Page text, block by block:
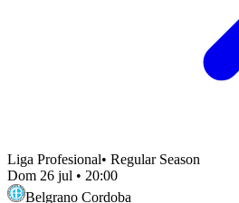
Liga Profesional• Regular Season
Dom 26 jul • 20:00
Belgrano Cordoba